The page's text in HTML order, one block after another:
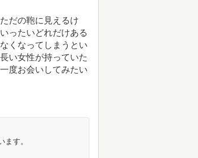
だの鞄に見えるけ
ったいどれだけある
くなってしまうとい
い女性が持っていた
度お会いしてみたい
す。